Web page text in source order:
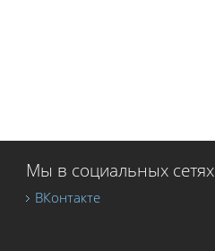
Мы в социальных сетях
ВКонтакте